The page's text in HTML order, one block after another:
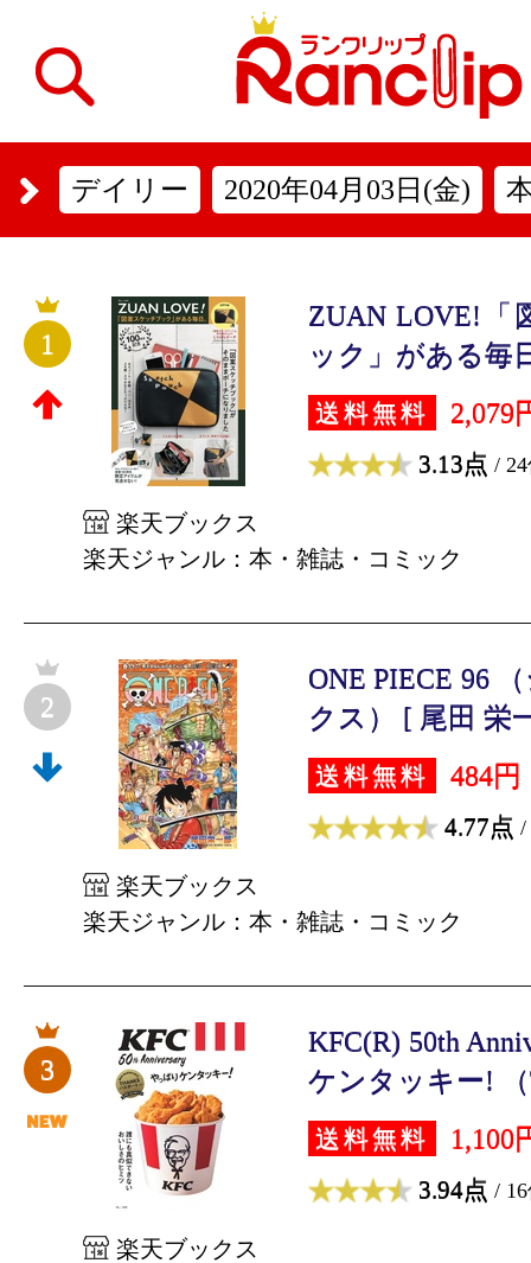
デイリー 2020年04月03日(金)
1
ZUAN LOVE!
ック」がある毎
送料無料 2,079
3.13点 /
楽天ブックス
楽天ジャンル：本・雑誌・コミック
2
ONE PIECE 96
クス） [ 尾田 栄
送料無料 484円
4.77点 /
楽天ブックス
楽天ジャンル：本・雑誌・コミック
3
KFC(R) 50th
ケンタッキー! （
送料無料 1,100
3.94点 /
楽天ブックス